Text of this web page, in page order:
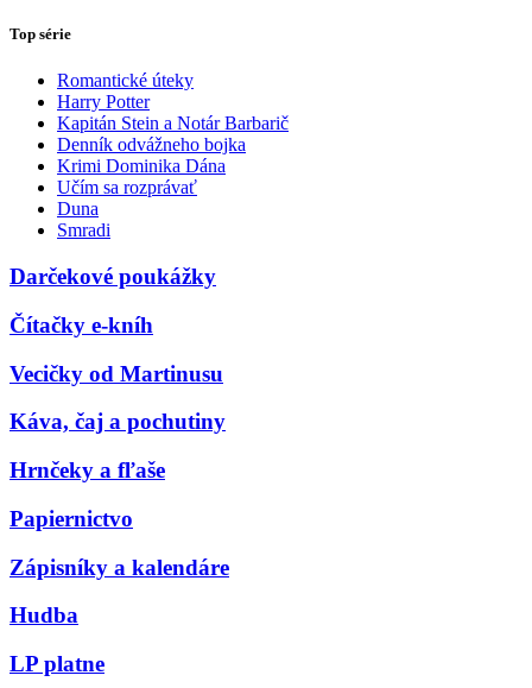
Top série
Romantické úteky
Harry Potter
Kapitán Stein a Notár Barbarič
Denník odvážneho bojka
Krimi Dominika Dána
Učím sa rozprávať
Duna
Smradi
Darčekové poukážky
Čítačky e-kníh
Vecičky od Martinusu
Káva, čaj a pochutiny
Hrnčeky a fľaše
Papiernictvo
Zápisníky a kalendáre
Hudba
LP platne